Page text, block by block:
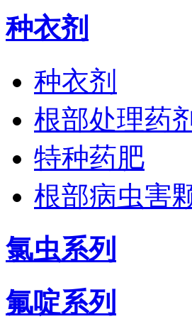
种衣剂
种衣剂
根部处理药
特种药肥
根部病虫害
氯虫系列
氟啶系列